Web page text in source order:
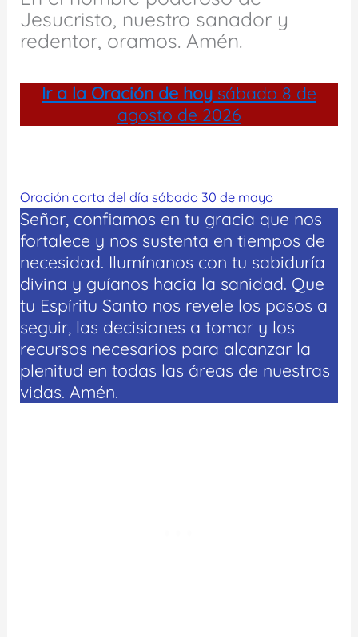
Jesucristo, nuestro sanador y
redentor, oramos. Amén.
Ir a la Oración de hoy sábado 8 de
agosto de 2026
Oración corta del día sábado 30 de mayo
Señor, confiamos en tu gracia que nos
fortalece y nos sustenta en tiempos de
necesidad. Ilumínanos con tu sabiduría
divina y guíanos hacia la sanidad. Que
tu Espíritu Santo nos revele los pasos a
seguir, las decisiones a tomar y los
recursos necesarios para alcanzar la
plenitud en todas las áreas de nuestras
vidas. Amén.